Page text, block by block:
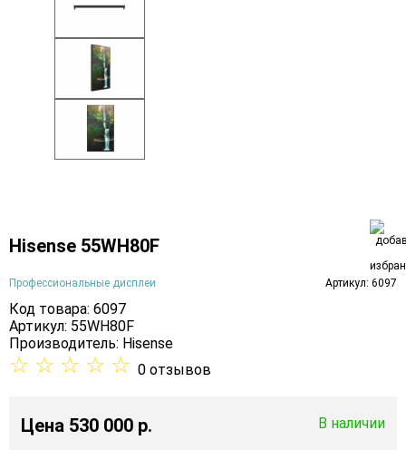
Hisense 55WH80F
Профессиональные дисплеи Артикул: 6097
Код товара: 6097
Артикул: 55WH80F
Производитель: Hisense
☆ ☆ ☆ ☆ ☆ 0 отзывов
Цена 530 000 p. В наличии